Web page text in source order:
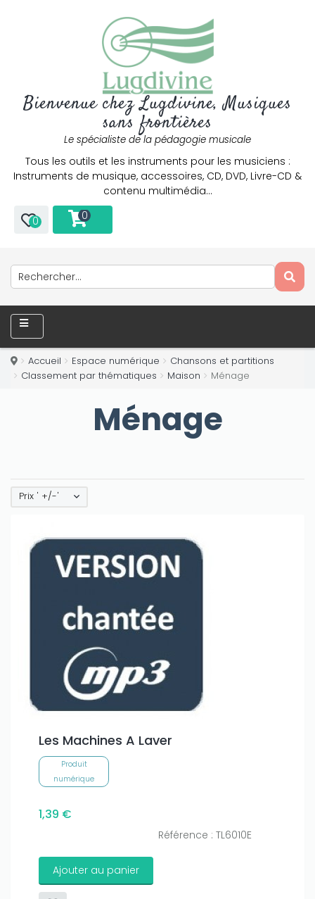
Bienvenue chez Lugdivine, Musiques
sans frontières
Le spécialiste de la pédagogie musicale
Tous les outils et les instruments pour les musiciens :
Instruments de musique, accessoires, CD, DVD, Livre-CD &
contenu multimédia…
0 0
Accueil Espace numérique
Chansons et partitions
Classement par thématiques
Maison Ménage
Ménage
Prix ' +/-'
Les Machines A Laver
Produit
numérique
1,39 €
Référence : TL6010E
Ajouter au panier